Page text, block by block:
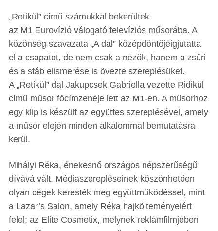
„Retikül” című számukkal bekerültek
az M1 Eurovízió válogató televíziós műsorába. A
közönség szavazata „A dal” középdöntőjéigjutatta
el a csapatot, de nem csak a nézők, hanem a zsűri
és a stáb elismerése is övezte szereplésüket.
A „Retikül” dal Jakupcsek Gabriella vezette Ridikül
című műsor főcímzenéje lett az M1-en. A műsorhoz
egy klip is készült az együttes szereplésével, amely
a műsor elején minden alkalommal bemutatásra
kerül.
Mihályi Réka, énekesnő országos népszerűségű
dívává vált. Médiaszerepléseinek köszönhetően
olyan cégek keresték meg együttműködéssel, mint
a Lazar’s Salon, amely Réka hajkölteményeiért
felel; az Elite Cosmetix, melynek reklámfilmjében